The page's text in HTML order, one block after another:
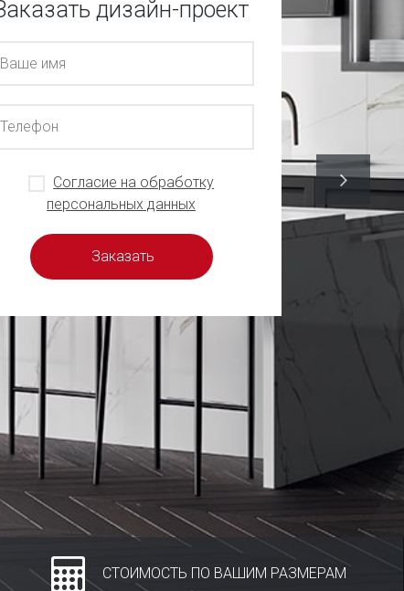
дизайн-проект
Согласие на обработку
персональных данных
СТОИМОСТЬ ПО ВАШИМ РАЗМЕРАМ